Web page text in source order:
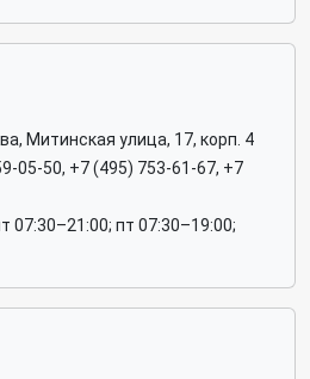
Митинская улица, 17, корп. 4
05-50, +7 (495) 753-61-67, +7
07:30–21:00; пт 07:30–19:00;